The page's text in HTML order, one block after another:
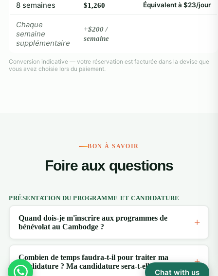
8 semaines $1,260 Équivalent à $23/jour
Chaque
semaine
supplémentaire
+$200 /
semaine
Conversion indicative — votre réservation est facturée dans la devise que
vous avez choisie lors du paiement.
BON À SAVOIR
Foire aux questions
PRÉSENTATION DU PROGRAMME ET CANDIDATURE
Quand dois-je m'inscrire aux programmes de
bénévolat au Cambodge ?
Combien de temps faudra-t-il pour traiter ma
candidature ? Ma candidature sera-t-elle acceptée ?
Chat with us